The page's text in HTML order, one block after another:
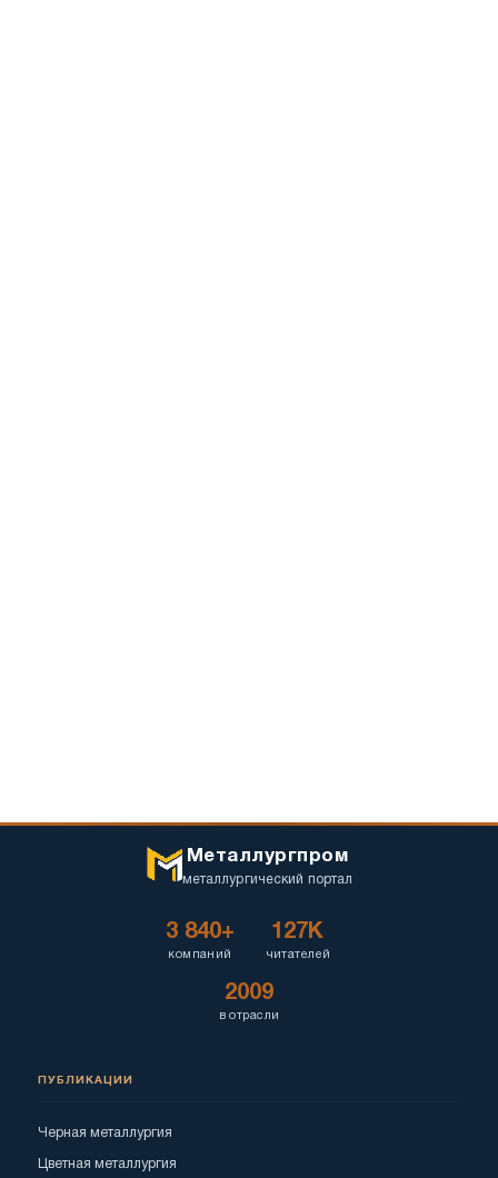
Металлургпром
металлургический портал
3 840+
компаний
127K
читателей
2009
в отрасли
ПУБЛИКАЦИИ
Черная металлургия
Цветная металлургия